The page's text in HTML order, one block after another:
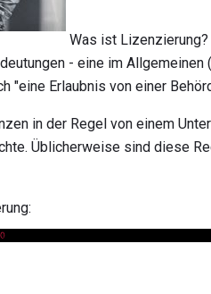
Was ist Lizenzierung?
- eine im
"eine Erlaubnis von einer
in der Regel von einem
Üblicherweise sind diese